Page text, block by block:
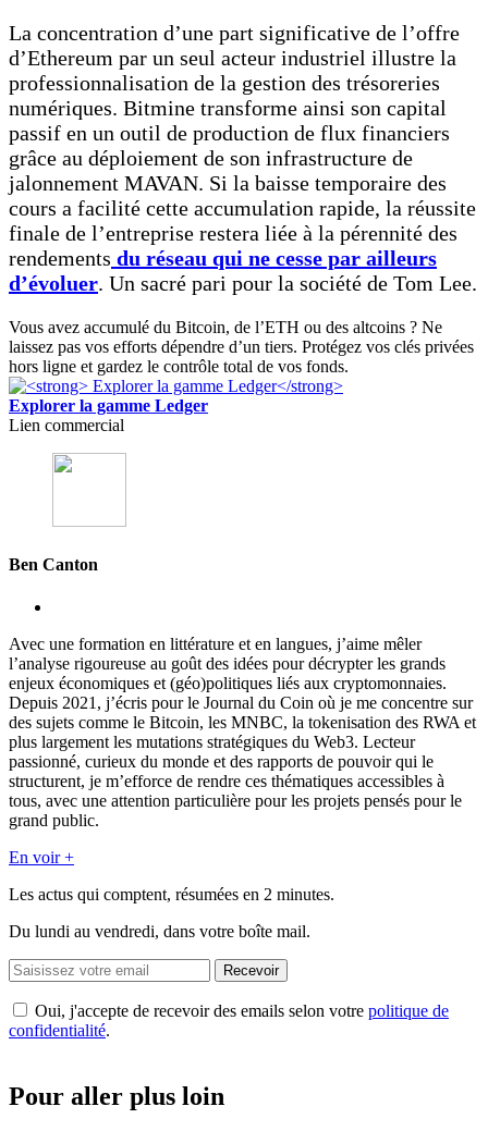
La concentration d’une part significative de l’offre
d’Ethereum par un seul acteur industriel illustre la
professionnalisation de la gestion des trésoreries
numériques. Bitmine transforme ainsi son capital
passif en un outil de production de flux financiers
grâce au déploiement de son infrastructure de
jalonnement MAVAN. Si la baisse temporaire des
cours a facilité cette accumulation rapide, la réussite
finale de l’entreprise restera liée à la pérennité des
rendements du réseau qui ne cesse par ailleurs
d’évoluer. Un sacré pari pour la société de Tom Lee.
Vous avez accumulé du Bitcoin, de l’ETH ou des altcoins ? Ne
laissez pas vos efforts dépendre d’un tiers. Protégez vos clés privées
hors ligne et gardez le contrôle total de vos fonds.
Explorer la gamme Ledger
Lien commercial
Ben Canton
Avec une formation en littérature et en langues, j’aime mêler
l’analyse rigoureuse au goût des idées pour décrypter les grands
enjeux économiques et (géo)politiques liés aux cryptomonnaies.
Depuis 2021, j’écris pour le Journal du Coin où je me concentre sur
des sujets comme le Bitcoin, les MNBC, la tokenisation des RWA et
plus largement les mutations stratégiques du Web3. Lecteur
passionné, curieux du monde et des rapports de pouvoir qui le
structurent, je m’efforce de rendre ces thématiques accessibles à
tous, avec une attention particulière pour les projets pensés pour le
grand public.
En voir +
Les actus qui comptent, résumées en 2 minutes.
Du lundi au vendredi, dans votre boîte mail.
Recevoir
Oui, j'accepte de recevoir des emails selon votre politique de
confidentialité.
Pour aller plus loin